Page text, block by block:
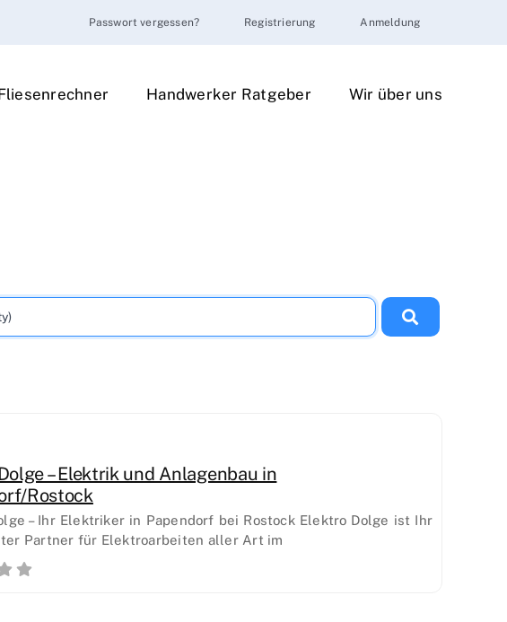
Passwort vergessen? Registrierung Anmeldung
Handwerker Ratgeber Wir über uns
– Elektrik und Anlagenbau in
Rostock
– Ihr Elektriker in Papendorf bei Rostock Elektro Dolge ist Ihr
Partner für Elektroarbeiten aller Art im